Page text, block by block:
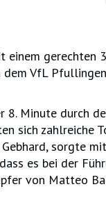
gerechten
VfL
8. Minute durch
sich zahlreiche
sorgte
es bei der
von Matteo